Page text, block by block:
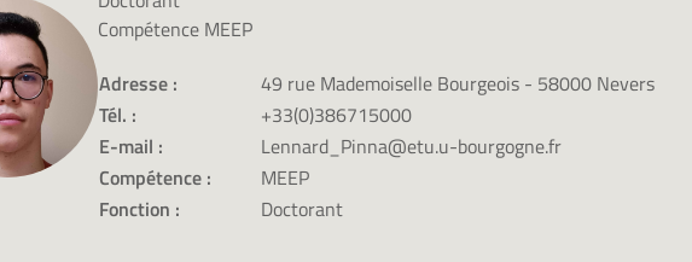
Compétence MEEP
Adresse :
49 rue Mademoiselle Bourgeois - 58000 Nevers
Tél. :
+33(0)386715000
E-mail :
Lennard_Pinna@etu.u-bourgogne.fr
Compétence :
MEEP
Fonction :
Doctorant